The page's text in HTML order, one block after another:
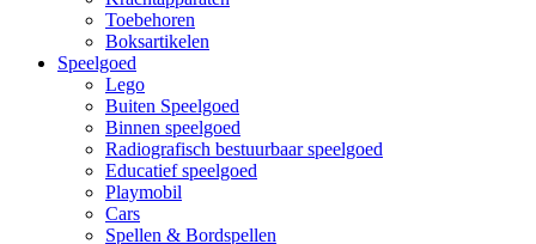
Toebehoren
Boksartikelen
Speelgoed
Lego
Buiten Speelgoed
Binnen speelgoed
Radiografisch bestuurbaar speelgoed
Educatief speelgoed
Playmobil
Cars
Spellen & Bordspellen